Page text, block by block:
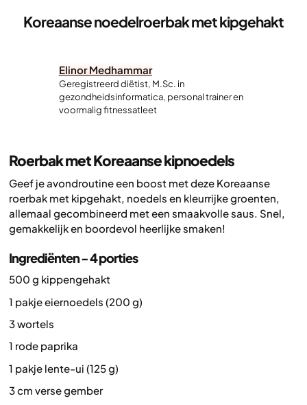
Koreaanse noedelroerbak met kipgehakt
Elinor Medhammar
Geregistreerd diëtist, M.Sc. in
gezondheidsinformatica, personal trainer en
voormalig fitnessatleet
Roerbak met Koreaanse kipnoedels
Geef je avondroutine een boost met deze Koreaanse
roerbak met kipgehakt, noedels en kleurrijke groenten,
allemaal gecombineerd met een smaakvolle saus. Snel,
gemakkelijk en boordevol heerlijke smaken!
Ingrediënten - 4 porties
500 g kippengehakt
1 pakje eiernoedels (200 g)
3 wortels
1 rode paprika
1 pakje lente-ui (125 g)
3 cm verse gember